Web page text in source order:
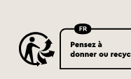
Nous recommandons
lorsque le store est
esthétique. Merci de